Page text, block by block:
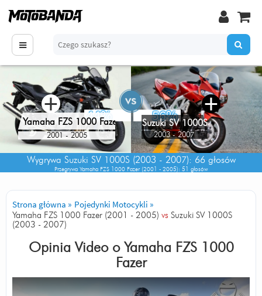
44% 56%
Yamaha FZS 1000 Fazer
2001 - 2005
+
Suzuki SV 1000S
2003 - 2007
+
Wygrywa Suzuki SV 1000S (2003 - 2007): 66 głosów
Przegrywa Yamaha FZS 1000 Fazer (2001 - 2005) : 51 głosów
Strona główna » Pojedynki Motocykli »
Yamaha FZS 1000 Fazer (2001 - 2005) vs Suzuki SV 1000S
(2003 - 2007)
Opinia Video o Yamaha FZS 1000
Fazer